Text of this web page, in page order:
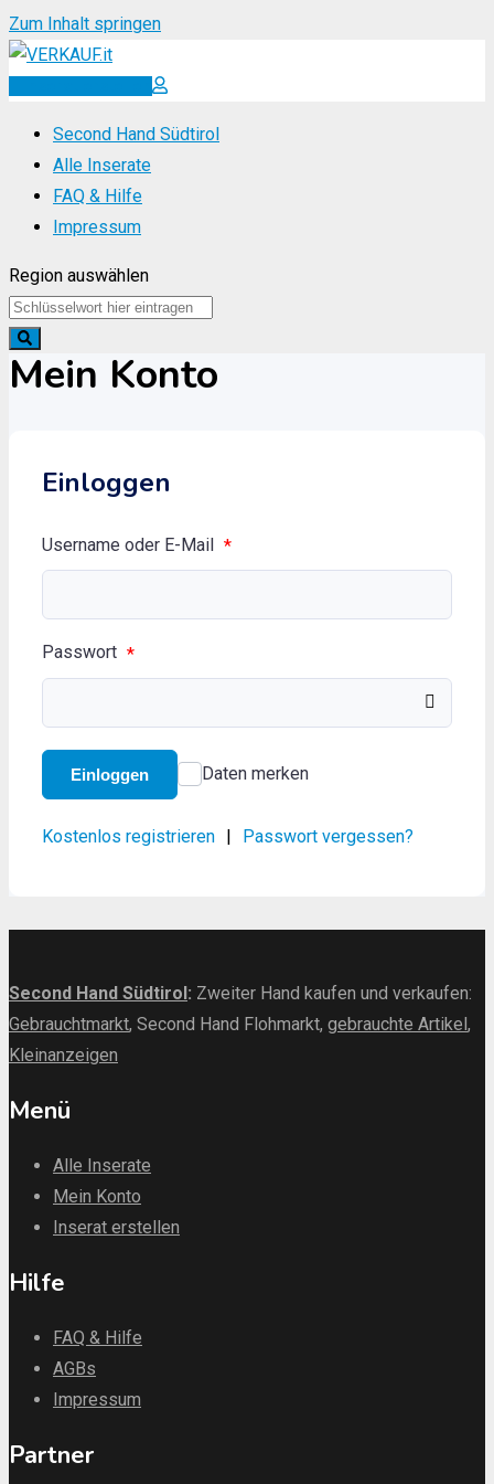
Zum Inhalt springen
Inserat erstellen
Second Hand Südtirol
Alle Inserate
FAQ & Hilfe
Impressum
Region auswählen
Mein Konto
Einloggen
Username oder E-Mail *
Passwort *
Einloggen Daten merken
Kostenlos registrieren | Passwort vergessen?
Second Hand Südtirol: Zweiter Hand kaufen und verkaufen:
Gebrauchtmarkt, Second Hand Flohmarkt, gebrauchte Artikel,
Kleinanzeigen
Menü
Alle Inserate
Mein Konto
Inserat erstellen
Hilfe
FAQ & Hilfe
AGBs
Impressum
Partner